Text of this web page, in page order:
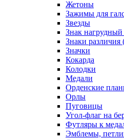
Жетоны
Зажимы для
Звезды
Знак
Знаки
Значки
Кокарда
Колодки
Медали
Орденские
Орлы
Пуговицы
Угол-флаг на
Футляры к
Эмблемы,